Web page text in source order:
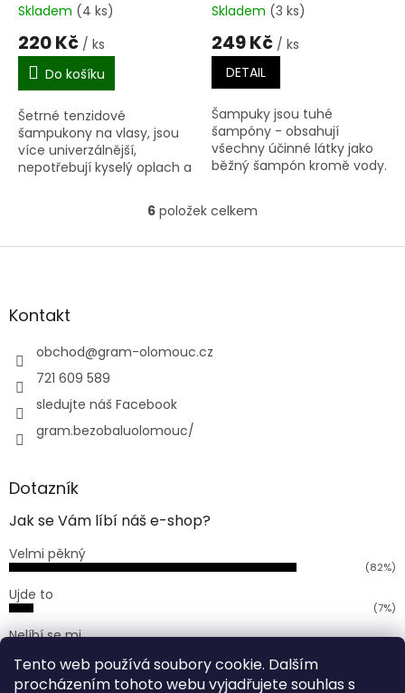
Tento web používá soubory cookie. Dalším
procházením tohoto webu vyjadřujete souhlas s
Průměrné
hodnocení
produktu
4,5
5
hvězdiček.
Skladem (4 ks)
220 Kč / ks
Do košíku
Šetrné tenzidové
šampukony na vlasy, jsou
více univerzálnější,
nepotřebují kyselý oplach a
(barvené, odbarvené,
krátké, dlouhé...), není
Průměrné
hodnocení
produktu
4,0
5
hvězdiček.
Skladem (3 ks)
249 Kč / ks
DETAIL
Šampuky jsou tuhé
šampóny - obsahují
všechny účinné látky jako
běžný šampón kromě vody.
psy. Na mastné a normální
O
l
p
s
u
6 položek celkem
Z
aKontakt
obchod@gram-olomouc.cz
721 609 589
sledujte náš Facebook
gram.bezobaluolomouc/
Dotazník
Jak se Vám líbí náš e-shop?
Velmi pěkný
(82%)
Ujde to
(7%)
Nelíbí se mi
Počet hlasů:168